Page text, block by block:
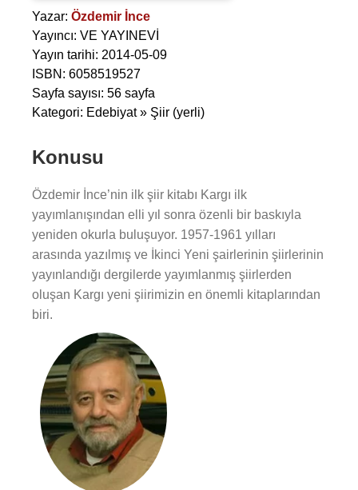
Yazar: Özdemir İnce
Yayıncı: VE YAYINEVİ
Yayın tarihi: 2014-05-09
ISBN: 6058519527
Sayfa sayısı: 56 sayfa
Kategori: Edebiyat » Şiir (yerli)
Konusu
Özdemir İnce’nin ilk şiir kitabı Kargı ilk
yayımlanışından elli yıl sonra özenli bir baskıyla
yeniden okurla buluşuyor. 1957-1961 yılları
arasında yazılmış ve İkinci Yeni şairlerinin şiirlerinin
yayınlandığı dergilerde yayımlanmış şiirlerden
oluşan Kargı yeni şiirimizin en önemli kitaplarından
biri.